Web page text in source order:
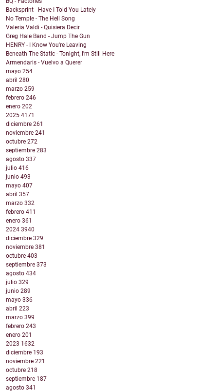
Backsprint - Have I Told You Lately
No Temple - The Hell Song
Valeria Valdi - Quisiera Decir
Greg Hale Band - Jump The Gun
HENRY - I Know You're Leaving
Beneath The Static - Tonight, I'm Still Here
Armendaris - Vuelvo a Querer
mayo 254
abril 280
marzo 259
febrero 246
enero 202
2025 4171
diciembre 261
noviembre 241
octubre 272
septiembre 283
agosto 337
julio 416
junio 493
mayo 407
abril 357
marzo 332
febrero 411
enero 361
2024 3940
diciembre 329
noviembre 381
octubre 403
septiembre 373
agosto 434
julio 329
junio 289
mayo 336
abril 223
marzo 399
febrero 243
enero 201
2023 1632
diciembre 193
noviembre 221
octubre 218
septiembre 187
agosto 341